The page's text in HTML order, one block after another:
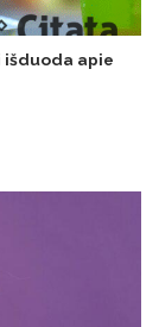
išduoda apie